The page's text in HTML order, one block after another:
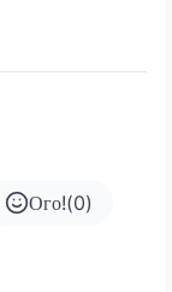
Ого!(0)